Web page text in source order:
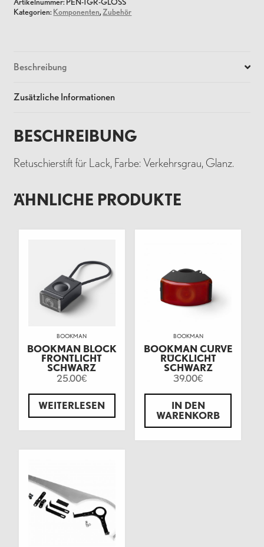
Kategorien: Komponenten, Zubehör
Beschreibung
Zusätzliche Informationen
BESCHREIBUNG
Retuschierstift für Lack, Farbe: Verkehrsgrau, Glanz.
ÄHNLICHE PRODUKTE
BOOKMAN
BOOKMAN BLOCK
FRONTLICHT
SCHWARZ
25.00€
WEITERLESEN
BOOKMAN
BOOKMAN CURVE
RÜCKLICHT
SCHWARZ
39.00€
IN DEN
WARENKORB